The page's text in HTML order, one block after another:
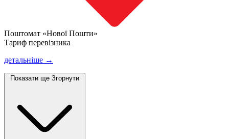
Поштомат «Нової Пошти»
Тариф перевізника
детальніше →
Показати ще Згорнути